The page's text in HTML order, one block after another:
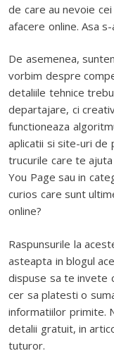
de care au nevoie
afacere online. Asa
De asemenea,
vorbim despre
detaliile tehnice
departajare, ci
functioneaza
aplicatii si site-uri de
trucurile care te
You Page sau in
curios care sunt
online?
Raspunsurile la
asteapta in blogul
dispuse sa te invete
cer sa platesti o
informatiilor primite.
detalii gratuit, in
tuturor.